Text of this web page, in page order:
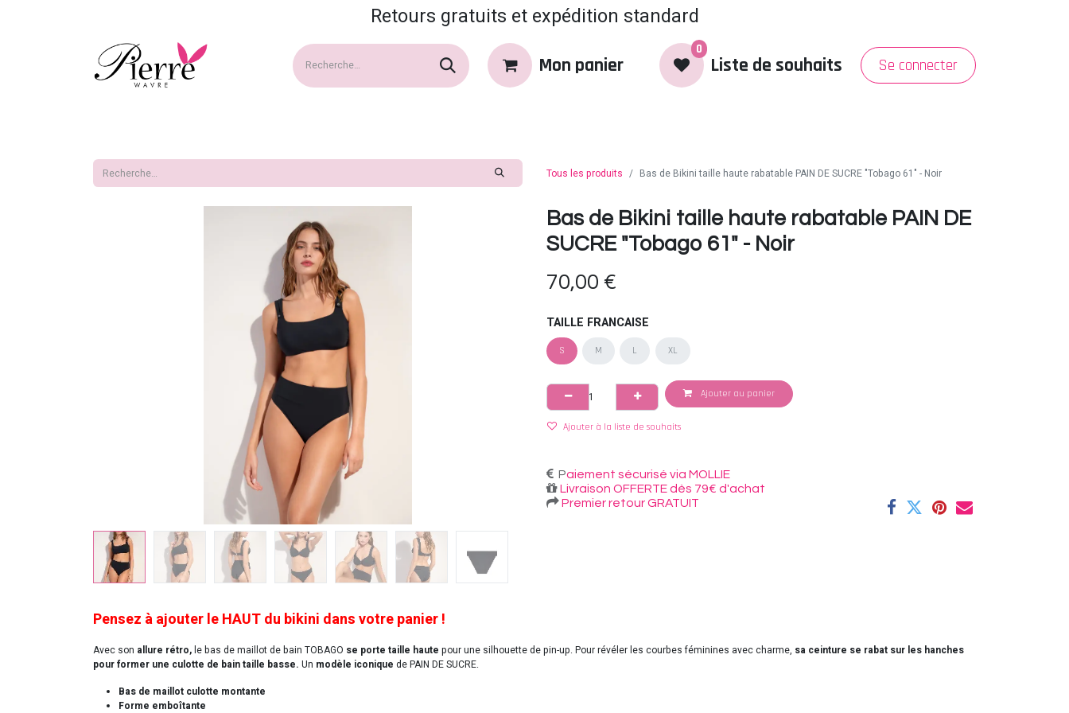
Retours gratuits et expédition standard
Mon panier
0
Liste de souhaits Se connecter
Tous les produits Bas de Bikini taille haute rabatable PAIN DE SUCRE "Tobago 61" - Noir
Bas de Bikini taille haute rabatable PAIN DE
SUCRE "Tobago 61" - Noir
70,00 €
TAILLE FRANCAISE
S M L XL
Ajouter au panier
Ajouter à la liste de souhaits
Paiement sécurisé via MOLLIE
Livraison OFFERTE dès 79€ d'achat
Premier retour GRATUIT
Pensez à ajouter le HAUT du bikini dans votre panier !
Avec son allure rétro,le bas de maillot de bain TOBAGO se porte taille haute pour une silhouette de pin-up. Pour révéler les courbes féminines avec charme, sa ceinture se rabat sur les hanches
pour former une culotte de bain taille basse. Un modèle iconique de PAIN DE SUCRE.
Bas de maillot culotte montante
Forme emboîtante